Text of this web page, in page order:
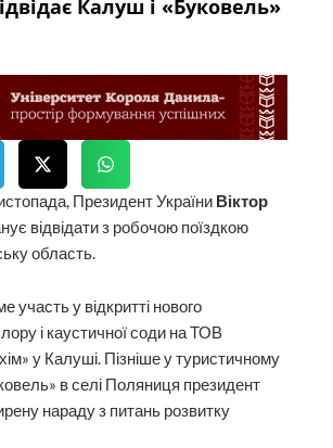
Калуш і «Буковель»
Президент України Віктор
відвідати з робочою поїздкою
область.
участь у відкритті нового
і каустичної соди на ТОВ
у Калуші. Пізніше у туристичному
в селі Поляниця президент
нараду з питань розвитку